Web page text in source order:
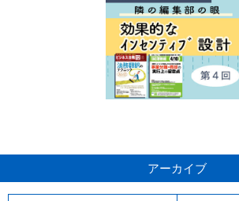
アーカイブ